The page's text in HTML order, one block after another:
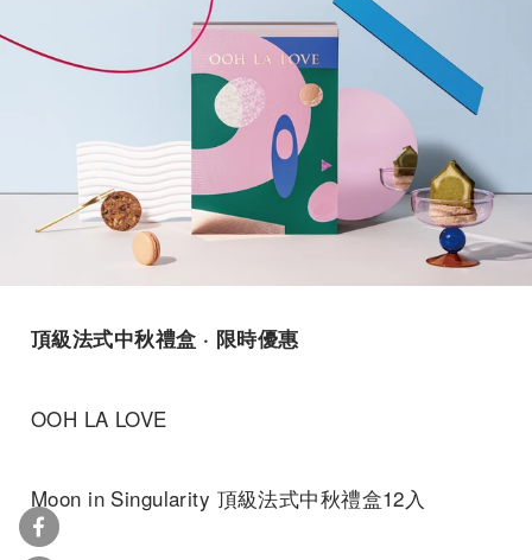
頂級法式中秋禮盒 · 限時優惠
OOH LA LOVE
Moon in Singularity 頂級法式中秋禮盒12入